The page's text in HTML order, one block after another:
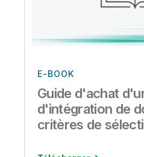
E-BOOK
Guide d'achat
d'intégration de
critères de